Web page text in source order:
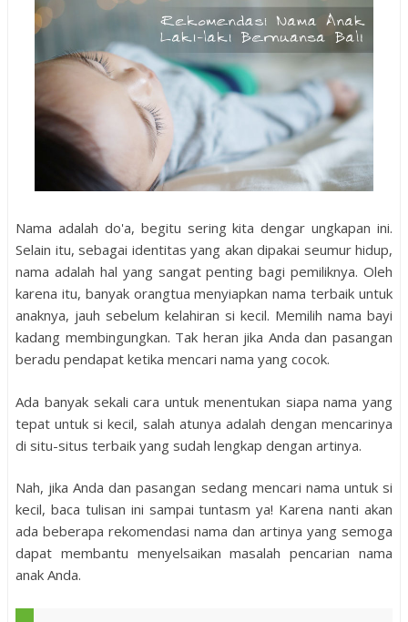
Nama adalah do'a, begitu sering kita dengar ungkapan ini.
Selain itu, sebagai identitas yang akan dipakai seumur hidup,
nama adalah hal yang sangat penting bagi pemiliknya. Oleh
karena itu, banyak orangtua menyiapkan nama terbaik untuk
anaknya, jauh sebelum kelahiran si kecil. Memilih nama bayi
kadang membingungkan. Tak heran jika Anda dan pasangan
beradu pendapat ketika mencari nama yang cocok.
Ada banyak sekali cara untuk menentukan siapa nama yang
tepat untuk si kecil, salah atunya adalah dengan mencarinya
di situ-situs terbaik yang sudah lengkap dengan artinya.
Nah, jika Anda dan pasangan sedang mencari nama untuk si
kecil, baca tulisan ini sampai tuntasm ya! Karena nanti akan
ada beberapa rekomendasi nama dan artinya yang semoga
dapat membantu menyelsaikan masalah pencarian nama
anak Anda.